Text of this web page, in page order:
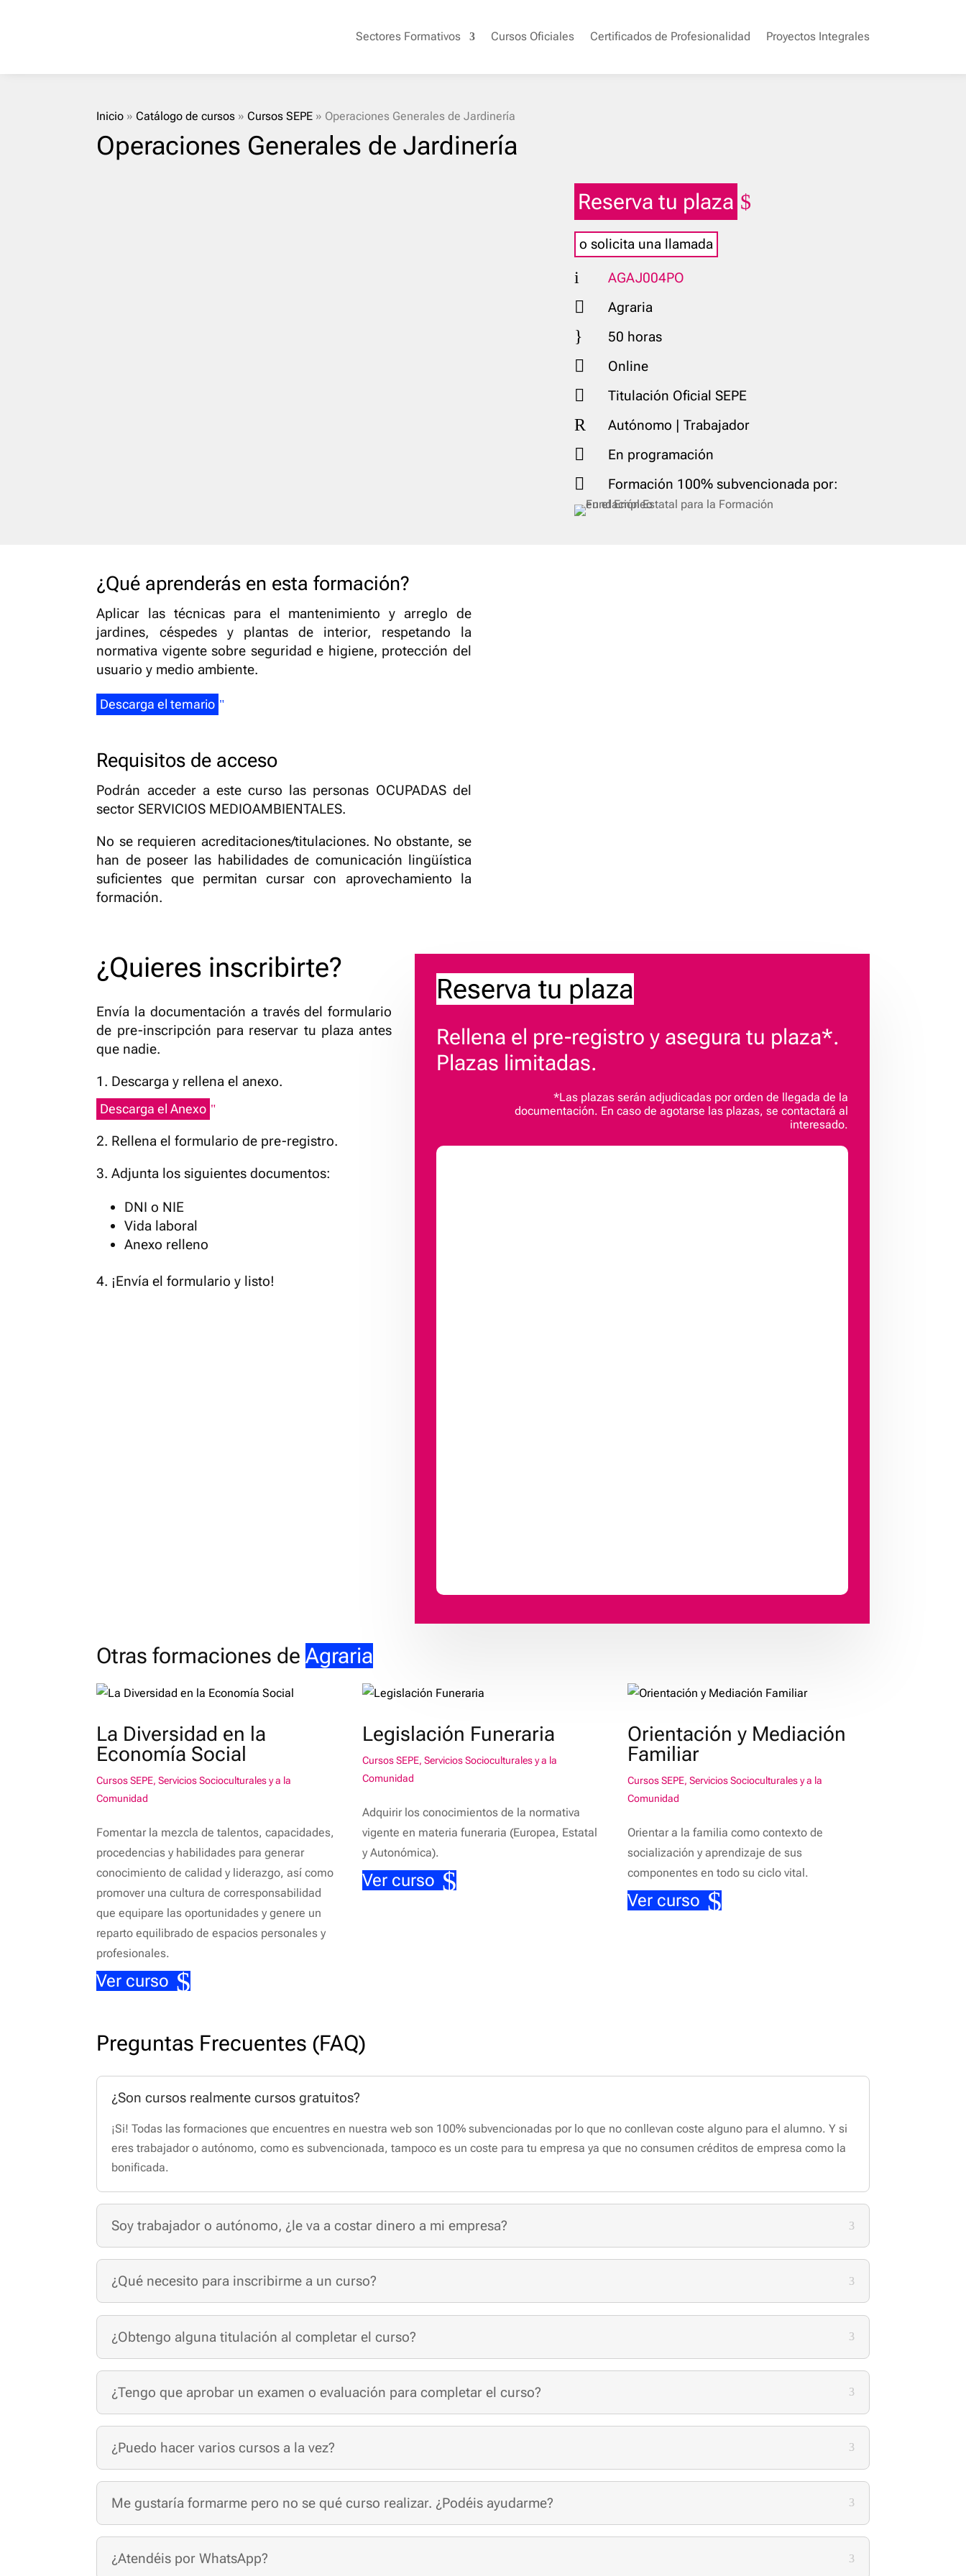
Sectores Formativos Cursos Oficiales Certificados de Profesionalidad Proyectos Integrales
Inicio » Catálogo de cursos » Cursos SEPE » Operaciones Generales de Jardinería
Operaciones Generales de Jardinería
Reserva tu plaza
o solicita una llamada
i AGAJ004PO
 Agraria
} 50 horas
 Online
 Titulación Oficial SEPE
R Autónomo | Trabajador
 En programación
 Formación 100% subvencionada por:
¿Qué aprenderás en esta formación?
Aplicar las técnicas para el mantenimiento y arreglo de
jardines, céspedes y plantas de interior, respetando la
normativa vigente sobre seguridad e higiene, protección del
usuario y medio ambiente.
Descarga el temario
Requisitos de acceso
Podrán acceder a este curso las personas OCUPADAS del
sector SERVICIOS MEDIOAMBIENTALES.
No se requieren acreditaciones/titulaciones. No obstante, se
han de poseer las habilidades de comunicación lingüística
suficientes que permitan cursar con aprovechamiento la
formación.
¿Quieres inscribirte?
Envía la documentación a través del formulario
de pre-inscripción para reservar tu plaza antes
que nadie.
1. Descarga y rellena el anexo.
Descarga el Anexo
2. Rellena el formulario de pre-registro.
3. Adjunta los siguientes documentos:
DNI o NIE
Vida laboral
Anexo relleno
4. ¡Envía el formulario y listo!
Reserva tu plaza
Rellena el pre-registro y asegura tu plaza*.
Plazas limitadas.
*Las plazas serán adjudicadas por orden de llegada de la
documentación. En caso de agotarse las plazas, se contactará al
interesado.
Otras formaciones deAgraria
La Diversidad en la
Economía Social
Cursos SEPE,Servicios Socioculturales y a la
Comunidad
Fomentar la mezcla de talentos, capacidades,
procedencias y habilidades para generar
conocimiento de calidad y liderazgo, así como
promover una cultura de corresponsabilidad
que equipare las oportunidades y genere un
reparto equilibrado de espacios personales y
profesionales.
Ver curso
Legislación Funeraria
Cursos SEPE, Servicios Socioculturales y a la
Comunidad
Adquirir los conocimientos de la normativa
vigente en materia funeraria (Europea, Estatal
y Autonómica).
Ver curso
Orientación y Mediación
Familiar
Cursos SEPE, Servicios Socioculturales y a la
Comunidad
Orientar a la familia como contexto de
socialización y aprendizaje de sus
componentes en todo su ciclo vital.
Ver curso
Preguntas Frecuentes (FAQ)
¿Son cursos realmente cursos gratuitos?
¡Si! Todas las formaciones que encuentres en nuestra web son 100% subvencionadas por lo que no conllevan coste alguno para el alumno. Y si
eres trabajador o autónomo, como es subvencionada, tampoco es un coste para tu empresa ya que no consumen créditos de empresa como la
bonificada.
Soy trabajador o autónomo, ¿le va a costar dinero a mi empresa?
¿Qué necesito para inscribirme a un curso?
¿Obtengo alguna titulación al completar el curso?
¿Tengo que aprobar un examen o evaluación para completar el curso?
¿Puedo hacer varios cursos a la vez?
Me gustaría formarme pero no se qué curso realizar. ¿Podéis ayudarme?
¿Atendéis por WhatsApp?